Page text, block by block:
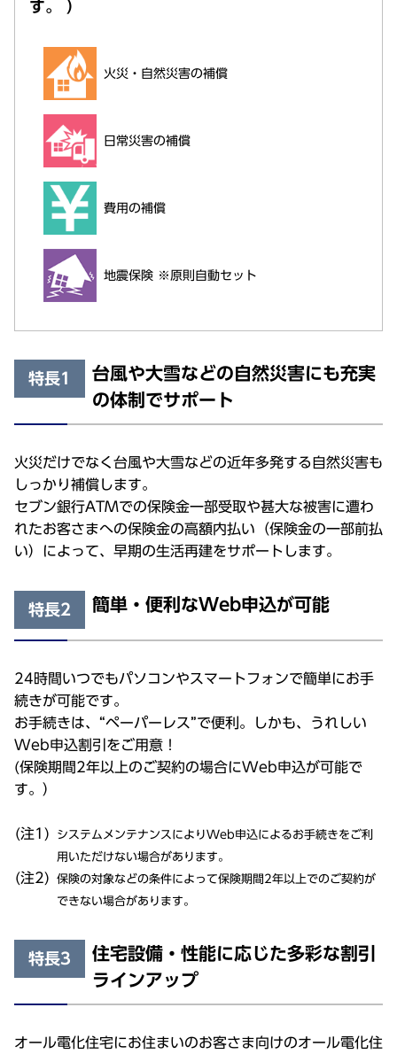
す。 ）
火災・自然災害の補償
日常災害の補償
費用の補償
地震保険 ※原則自動セット
特長1
台風や大雪などの自然災害にも充実
の体制でサポート
火災だけでなく台風や大雪などの近年多発する自然災害も
しっかり補償します。
セブン銀行ATMでの保険金一部受取や甚大な被害に遭わ
れたお客さまへの保険金の高額内払い（保険金の一部前払
い）によって、早期の生活再建をサポートします。
特長2 簡単・便利なWeb申込が可能
24時間いつでもパソコンやスマートフォンで簡単にお手
続きが可能です。
お手続きは、“ペーパーレス”で便利。しかも、うれしい
Web申込割引をご用意！
(保険期間2年以上のご契約の場合にWeb申込が可能で
す。）
システムメンテナンスによりWeb申込によるお手続きをご利
用いただけない場合があります。
保険の対象などの条件によって保険期間2年以上でのご契約が
できない場合があります。
特長3
住宅設備・性能に応じた多彩な割引
ラインアップ
オール電化住宅にお住まいのお客さま向けのオール電化住